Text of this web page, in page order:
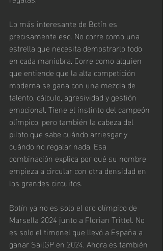
Lo más interesante de Botín es
precisamente eso. No corre como una
estrella que necesita demostrarlo todo
en cada maniobra. Corre como alguien
que entiende que la alta competición
moderna se gana con una mezcla de
talento, cálculo, agresividad y gestión
emocional. Tiene el instinto del campeón
olímpico, pero también la cabeza del
piloto que sabe cuándo arriesgar y
cuándo no regalar nada. Esa
combinación explica por qué su nombre
empieza a circular con otra densidad en
los grandes circuitos.
Botín ya no es solo el oro olímpico de
Marsella 2024 junto a Florian Trittel. No
es solo el timonel que llevó a España a
ganar SailGP en 2024. Ahora es también